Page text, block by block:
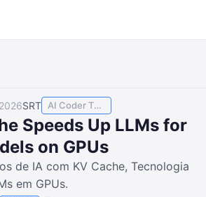
SRT AI Coder TODAY
Speeds Up LLMs for
on GPUs
de IA com KV Cache, Tecnologia
em GPUs.